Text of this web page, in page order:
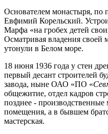
Основателем монастыря,
Евфимий Корельский.
Марфа «на гробех детей
Осматривая владения своей
утонули в Белом море.
18 июня 1936 года у стен
первый десант строителей
завода, ныне ОАО «ПО «
общежитие, отдел кадров
позднее -
помещения, а в бывшем
мастерская.